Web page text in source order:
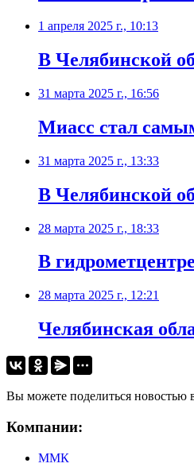
1 апреля 2025 г., 10:13
В Челябинской
31 марта 2025 г., 16:56
Миасс стал
31 марта 2025 г., 13:33
В Челябинской
28 марта 2025 г., 18:33
В
28 марта 2025 г., 12:21
Челябинская
Вы можете поделиться новостью
Компании:
ММК